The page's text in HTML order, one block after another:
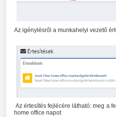
Az igénylésről a munkahelyi vezető
Az értesítés fejlécére látható: meg a
home office napot